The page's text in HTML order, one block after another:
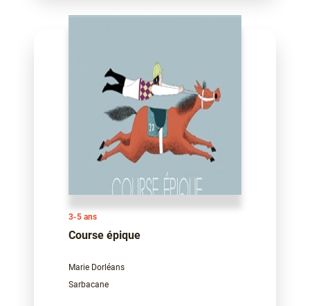
3-5 ans
Course épique
Marie Dorléans
Sarbacane